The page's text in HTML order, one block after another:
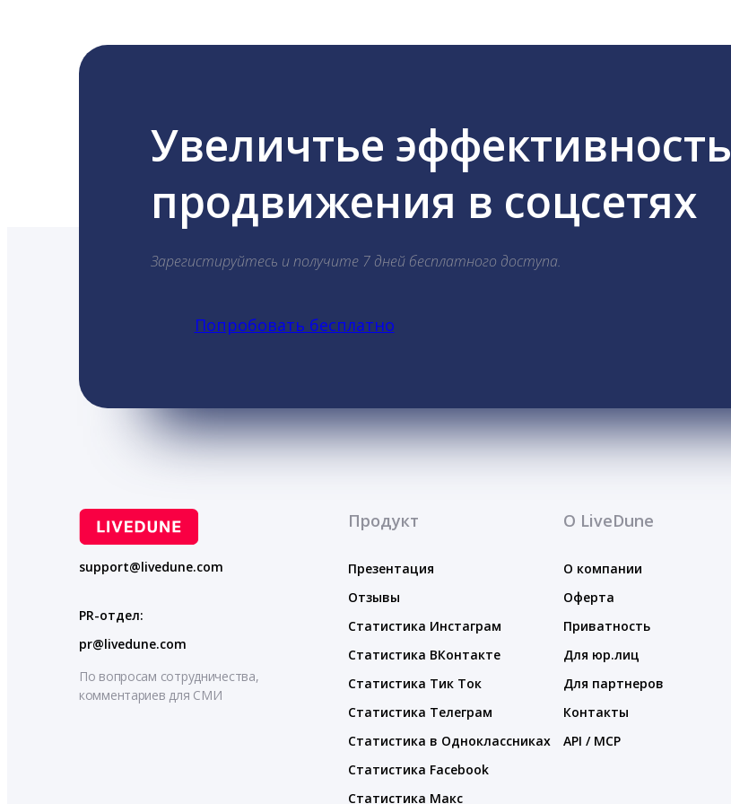
Увеличтье эффективность
продвижения в соцсетях
Зарегистируйтесь и получите 7 дней бесплатного доступа.
Попробовать бесплатно
support@livedune.com
PR-отдел:
pr@livedune.com
По вопросам сотрудничества,
комментариев для СМИ
Продукт
Презентация
Отзывы
Статистика Инстаграм
Статистика ВКонтакте
Статистика Тик Ток
Статистика Телеграм
Статистика в Одноклассниках
Статистика Facebook
Статистика Макс
О LiveDune
О компании
Оферта
Приватность
Для юр.лиц
Для партнеров
Контакты
API / MCP